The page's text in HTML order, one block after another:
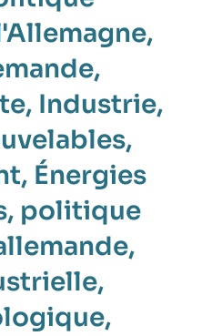
Industrie
Énergies
politique